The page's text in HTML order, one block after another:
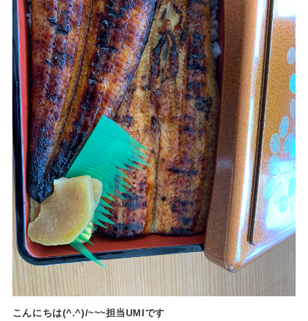
こんにちは(^.^)/~~~担当UMIです